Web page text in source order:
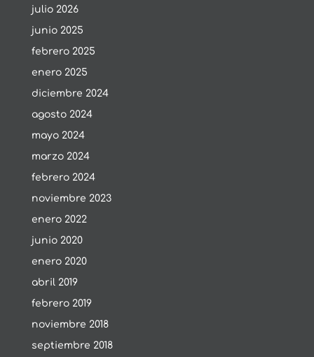
julio 2026
junio 2025
febrero 2025
enero 2025
diciembre 2024
agosto 2024
mayo 2024
marzo 2024
febrero 2024
noviembre 2023
enero 2022
junio 2020
enero 2020
abril 2019
febrero 2019
noviembre 2018
septiembre 2018